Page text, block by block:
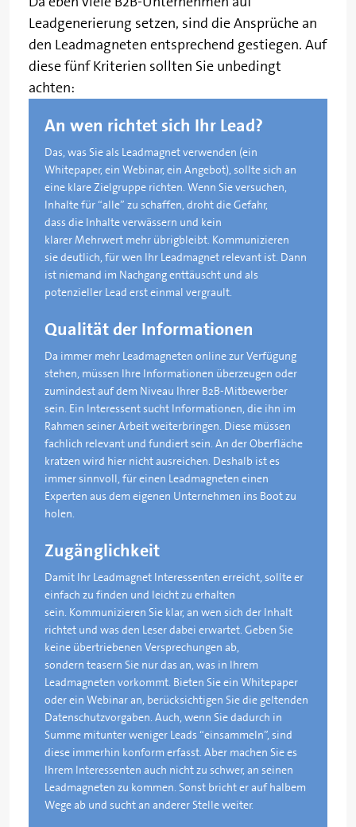
Leadgenerierung setzen, sind die Ansprüche an
den Leadmagneten entsprechend gestiegen. Auf
diese fünf Kriterien sollten Sie unbedingt
achten:
An wen richtet sich Ihr Lead?
Das, was Sie als Leadmagnet verwenden (ein
Whitepaper, ein Webinar, ein Angebot), sollte sich an
eine klare Zielgruppe richten. Wenn Sie versuchen,
Inhalte für “alle” zu schaffen, droht die Gefahr,
dass die Inhalte verwässern und kein
klarer Mehrwert mehr übrigbleibt. Kommunizieren
sie deutlich, für wen Ihr Leadmagnet relevant ist. Dann
ist niemand im Nachgang enttäuscht und als
potenzieller Lead erst einmal vergrault.
Qualität der Informationen
Da immer mehr Leadmagneten online zur Verfügung
stehen, müssen Ihre Informationen überzeugen oder
zumindest auf dem Niveau Ihrer B2B-Mitbewerber
sein. Ein Interessent sucht Informationen, die ihn im
Rahmen seiner Arbeit weiterbringen. Diese müssen
fachlich relevant und fundiert sein. An der Oberfläche
kratzen wird hier nicht ausreichen. Deshalb ist es
immer sinnvoll, für einen Leadmagneten einen
Experten aus dem eigenen Unternehmen ins Boot zu
holen.
Zugänglichkeit
Damit Ihr Leadmagnet Interessenten erreicht, sollte er
einfach zu finden und leicht zu erhalten
sein. Kommunizieren Sie klar, an wen sich der Inhalt
richtet und was den Leser dabei erwartet. Geben Sie
keine übertriebenen Versprechungen ab,
sondern teasern Sie nur das an, was in Ihrem
Leadmagneten vorkommt. Bieten Sie ein Whitepaper
oder ein Webinar an, berücksichtigen Sie die geltenden
Datenschutzvorgaben. Auch, wenn Sie dadurch in
Summe mitunter weniger Leads “einsammeln”, sind
diese immerhin konform erfasst. Aber machen Sie es
Ihrem Interessenten auch nicht zu schwer, an seinen
Leadmagneten zu kommen. Sonst bricht er auf halbem
Wege ab und sucht an anderer Stelle weiter.